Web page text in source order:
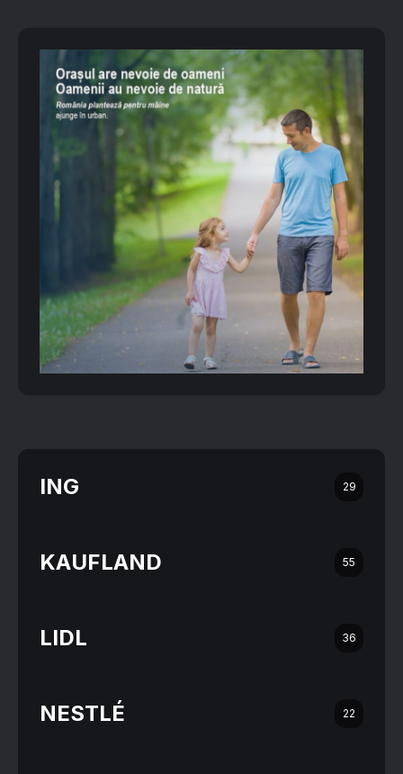
ING 29
KAUFLAND 55
LIDL 36
NESTLÉ 22